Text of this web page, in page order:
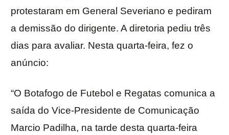
protestaram em General Severiano e pediram
a demissão do dirigente. A diretoria pediu três
dias para avaliar. Nesta quarta-feira, fez o
anúncio:
“O Botafogo de Futebol e Regatas comunica a
saída do Vice-Presidente de Comunicação
Marcio Padilha, na tarde desta quarta-feira